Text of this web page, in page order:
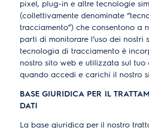
pixel, plug-in e altre tecnologie
(collettivamente denominate
tracciamento”) che consentono a
parti di monitorare l’uso dei nostri
tecnologia di tracciamento è
nostro sito web e utilizzata sul tuo
quando accedi e carichi il nostro
BASE GIURIDICA PER IL
DATI
La base giuridica per il nostro